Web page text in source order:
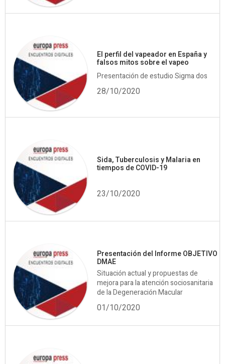
El perfil del vapeador en España y
falsos mitos sobre el vapeo
Presentación de estudio Sigma dos
28/10/2020
Sida, Tuberculosis y Malaria en
tiempos de COVID-19
23/10/2020
Presentación del Informe OBJETIVO
DMAE
Situación actual y propuestas de
mejora para la atención sociosanitaria
de la Degeneración Macular
01/10/2020